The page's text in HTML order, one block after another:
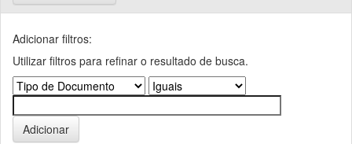
Adicionar filtros:
Utilizar filtros para refinar o resultado de busca.